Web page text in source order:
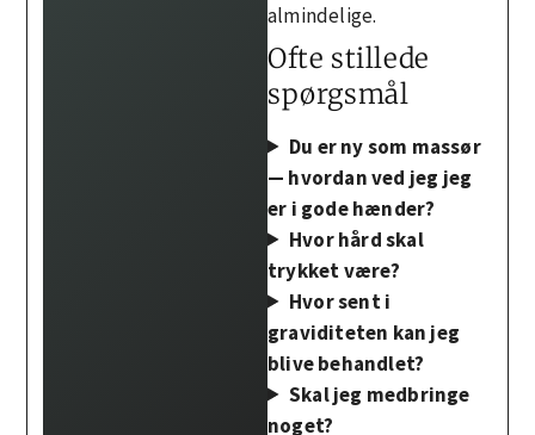
almindelige.
Ofte stillede
spørgsmål
Du er ny som massør
— hvordan ved jeg jeg
er i gode hænder?
Hvor hård skal
trykket være?
Hvor sent i
graviditeten kan jeg
blive behandlet?
Skal jeg medbringe
noget?